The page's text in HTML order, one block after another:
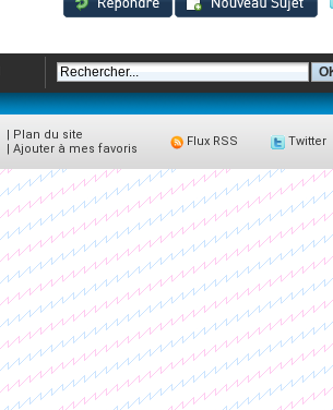
| Plan du site
| Ajouter à mes favoris
Flux RSS Twitter